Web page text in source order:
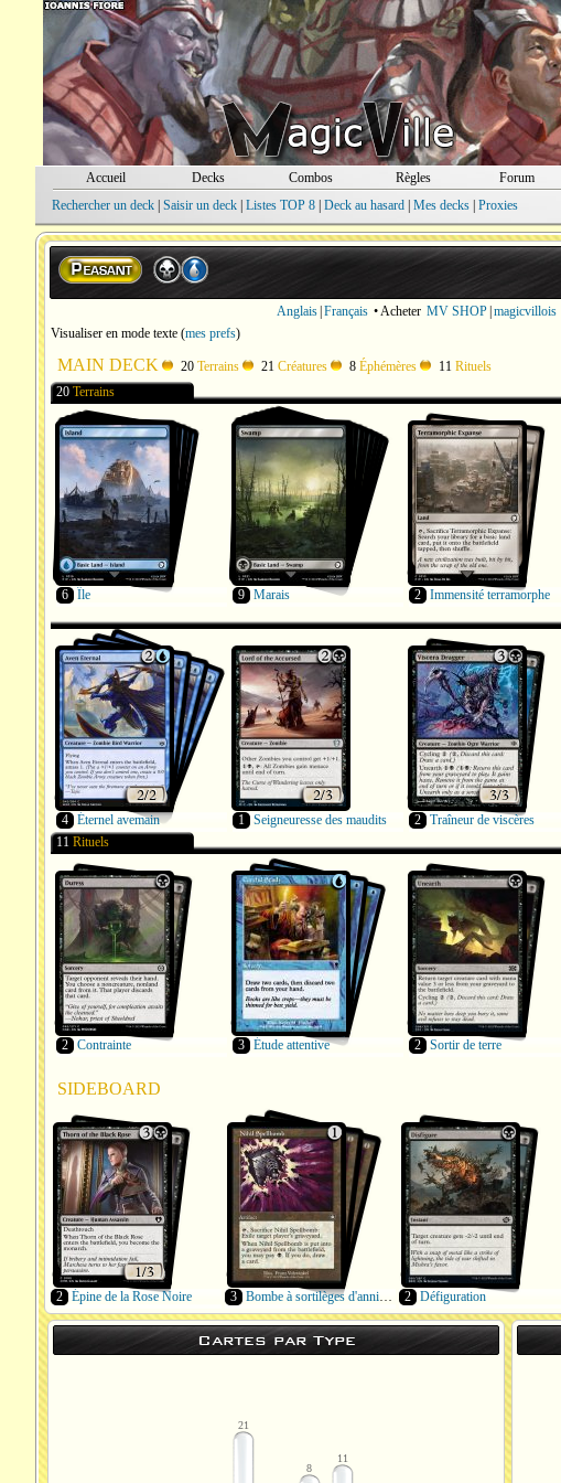
Accueil Decks Combos Règles Forum
Rechercher un deck| Saisir un deck| Listes TOP 8| Deck au hasard| Mes decks| Proxies
Anglais Français • Acheter MV SHOP magicvillois
Visualiser en mode texte (mes prefs)
MAIN DECK 20 Terrains 21 Créatures 8 Éphémères 11 Rituels
20 Terrains
6 Île 9 Marais 2 Immensité terramorphe
4 Éternel avemain 1 Seigneuresse des maudits 2 Traîneur de viscères
11 Rituels
2 Contrainte 3 Étude attentive 2 Sortir de terre
SIDEBOARD
2 Épine de la Rose Noire 3 Bombe à sortilèges d'annihilation 2 Défiguration
Cartes par Type
21
8
11